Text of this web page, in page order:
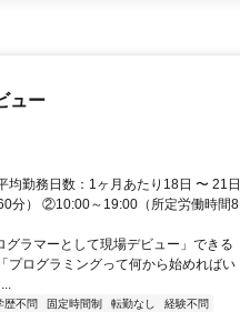
ュー
勤務日数：1ヶ月あたり18日 〜 21日
分） ②10:00～19:00（所定労働時間8
ラマーとして現場デビュー」できる
プログラミングって何から始めればい
歴不問 固定時間制 転勤なし
経験不問